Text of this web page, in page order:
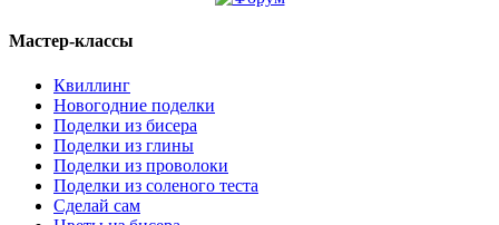
Мастер-классы
Квиллинг
Новогодние поделки
Поделки из бисера
Поделки из глины
Поделки из проволоки
Поделки из соленого теста
Сделай сам